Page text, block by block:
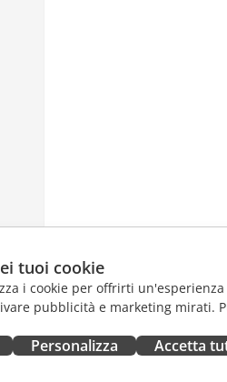
tuoi cookie
i cookie per offrirti
pubblicità e marketing mirati.
Personalizza Accetta